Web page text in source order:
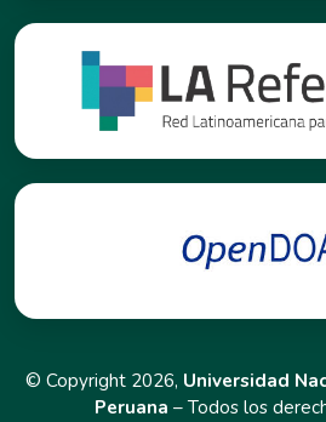
© Copyright 2026, Universidad
Peruana – Todos los